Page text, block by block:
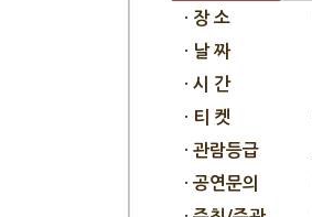
· 장 소
· 날 짜
· 시 간
· 티 켓
· 관람등급
· 공연문의